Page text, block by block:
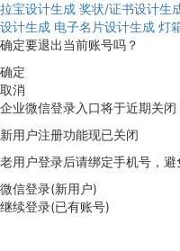
拉宝设计生成 奖状/证书设计生
设计生成 电子名片设计生成 灯
确定要退出当前账号吗？
确定
取消
企业微信登录入口将于近期关闭
新用户注册功能现已关闭
老用户登录后请绑定手机号，避
微信登录(新用户)
继续登录(已有账号)